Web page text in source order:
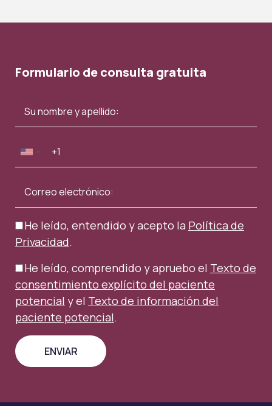
Formulario de consulta gratuita
He leído, entendido y acepto la Política de
Privacidad.
He leído, comprendido y apruebo el Texto de
consentimiento explícito del paciente
potencial y el Texto de información del
paciente potencial.